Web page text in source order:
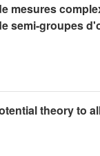
mesures
semi-groupes
theory to